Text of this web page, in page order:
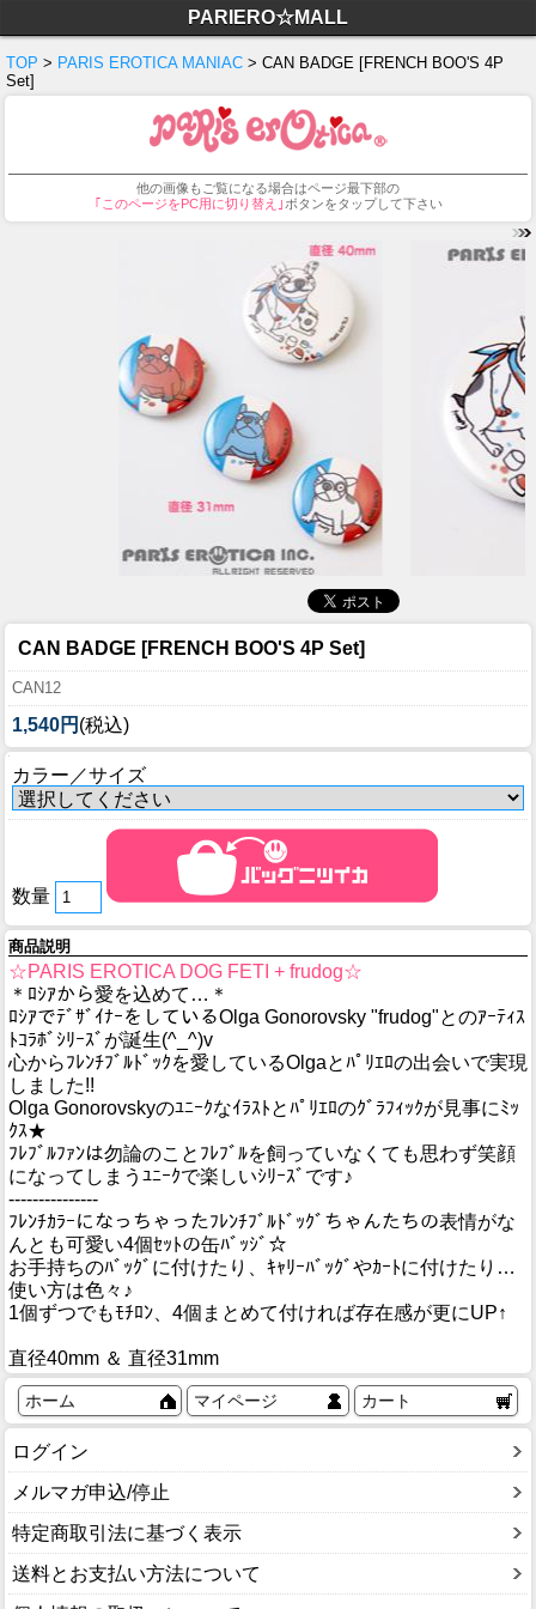
PARIERO☆MALL
TOP > PARIS EROTICA MANIAC > CAN BADGE [FRENCH BOO'S 4P
Set]
他の画像もご覧になる場合はページ最下部の
｢このページをPC用に切り替え｣ ボタンをタップして下さい
CAN BADGE [FRENCH BOO'S 4P Set]
CAN12
1,540円 (税込)
カラー／サイズ
数量
商品説明
☆PARIS EROTICA DOG FETI + frudog☆
＊ﾛｼｱから愛を込めて…＊
ﾛｼｱでﾃﾞｻﾞｲﾅｰをしているOlga Gonorovsky "frudog"とのｱｰﾃｨｽ
ﾄｺﾗﾎﾞｼﾘｰｽﾞが誕生(^_^)v
心からﾌﾚﾝﾁﾌﾞﾙﾄﾞｯｸを愛しているOlgaとﾊﾟﾘｴﾛの出会いで実現
しました!!
Olga Gonorovskyのﾕﾆｰｸなｲﾗｽﾄとﾊﾟﾘｴﾛのｸﾞﾗﾌｨｯｸが見事にﾐｯ
ｸｽ★
ﾌﾚﾌﾞﾙﾌｧﾝは勿論のことﾌﾚﾌﾞﾙを飼っていなくても思わず笑顔
になってしまうﾕﾆｰｸで楽しいｼﾘｰｽﾞです♪
---------------
ﾌﾚﾝﾁｶﾗｰになっちゃったﾌﾚﾝﾁﾌﾞﾙﾄﾞｯｸﾞちゃんたちの表情がな
んとも可愛い4個ｾｯﾄの缶ﾊﾞｯｼﾞ☆
お手持ちのﾊﾞｯｸﾞに付けたり、ｷｬﾘｰﾊﾞｯｸﾞやｶｰﾄに付けたり…
使い方は色々♪
1個ずつでもﾓﾁﾛﾝ、4個まとめて付ければ存在感が更にUP↑
直径40mm ＆ 直径31mm
ホーム マイページ カート
ログイン
メルマガ申込/停止
特定商取引法に基づく表示
送料とお支払い方法について